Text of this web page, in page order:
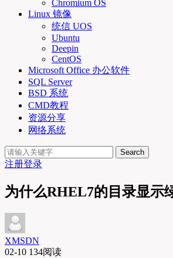
Chromium OS
Linux 镜像
统信 UOS
Ubuntu
Deepin
CentOS
Microsoft Office 办公软件
SQL Server
BSD 系统
CMD教程
资源分享
网络系统
Search
注册登录
为什么RHEL7的目录显示
XMSDN
02-10 134阅读